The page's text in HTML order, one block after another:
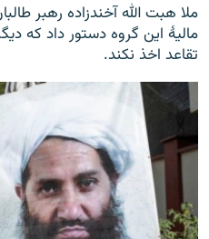
ملا هبت الله آخندزاده رهبر
مالیۀ این گروه دستور داد که
تقاعد اخذ نکند.